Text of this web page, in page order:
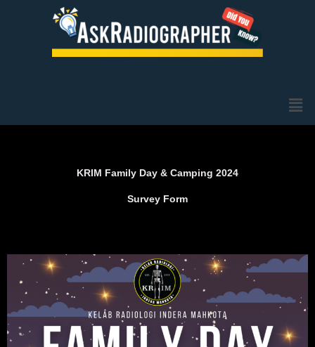
KRIM Family Day & Camping 2024
Survey Form